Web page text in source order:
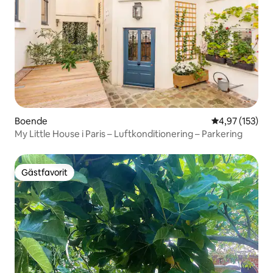
Boende 4,97 av 5 i
4,97 (153)
My Little House i Paris – Luftkonditionering – Parkering
Gästfavorit
Gästfavorit